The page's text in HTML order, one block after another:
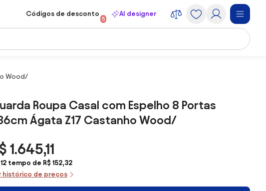
Códigos de desconto
5
AI designer
Wood/
Roupa Casal com Espelho 8 Portas
Ágata Z17 Castanho Wood/
1.645,11
tempo de R$ 152,32
histórico de preços